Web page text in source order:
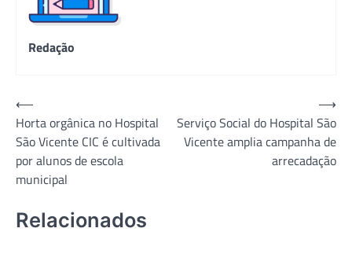
Redação
Navegação
de
Post
⟵
Horta orgânica no Hospital
São Vicente CIC é cultivada
por alunos de escola
municipal
Serviço Social do Hospital São
Vicente amplia campanha de
arrecadação
⟶
Relacionados